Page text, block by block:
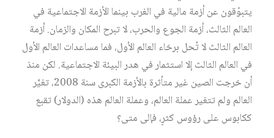
يتبوّقون عن أزمة مالية في الغرب بينما الأزمة الاجتماعية في
العالم الثالث، أزمة الجوع والحرب، لا تبرح المكان والزمان. أزمة
العالم الثالث لا تُحل برخاء العالم الأول، فما مساعدات العالم الأول
في العالم الثالث إلا استثمار في هدر البيئة الاجتماعية. لكن منذ
أن خرجت الصين غير متأثرة بالأزمة الكبرى سنة 2008، تغيَّر
العالم ولم تتغير عملة العالم، وعملة العالم هذه (الدولار) تقبع
ككابوس على رؤوس كثرٍ، فإلى متى؟